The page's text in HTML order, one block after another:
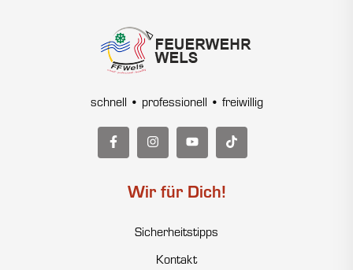
schnell • professionell • freiwillig
Wir für Dich!
Sicherheitstipps
Kontakt